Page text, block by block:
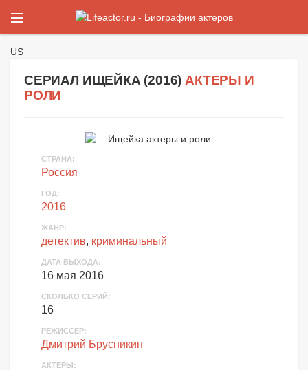
US
СЕРИАЛ ИЩЕЙКА (2016) АКТЕРЫ И
РОЛИ
СТРАНА:
Россия
ГОД:
2016
ЖАНР:
детектив, криминальный
ДАТА ВЫХОДА:
16 мая 2016
СКОЛЬКО СЕРИЙ:
16
РЕЖИССЕР:
Дмитрий Брусникин
АКТЕРЫ: